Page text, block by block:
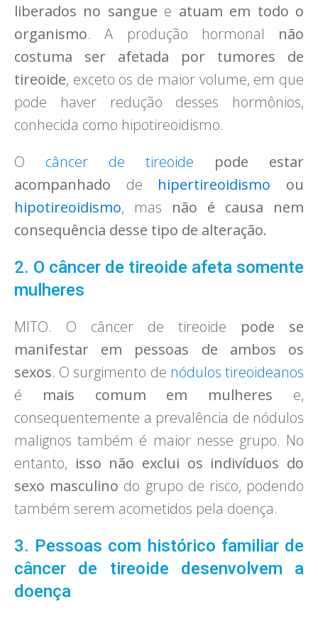
liberados no sangue e atuam em todo o
organismo. A produção hormonal não
costuma ser afetada por tumores de
tireoide, exceto os de maior volume, em que
pode haver redução desses hormônios,
conhecida como hipotireoidismo.
O câncer de tireoide
pode estar
acompanhado de hipertireoidismo ou
hipotireoidismo, mas não é causa nem
consequência desse tipo de alteração.
2. O câncer de tireoide afeta somente
mulheres
MITO. O câncer de tireoide pode se
manifestar em pessoas de ambos os
sexos. O surgimento de nódulos tireoideanos
é mais comum em mulheres e,
consequentemente a prevalência de nódulos
malignos também é maior nesse grupo. No
entanto, isso não exclui os indivíduos do
sexo masculino do grupo de risco, podendo
também serem acometidos pela doença.
3. Pessoas com histórico familiar de
câncer de tireoide desenvolvem a
doença